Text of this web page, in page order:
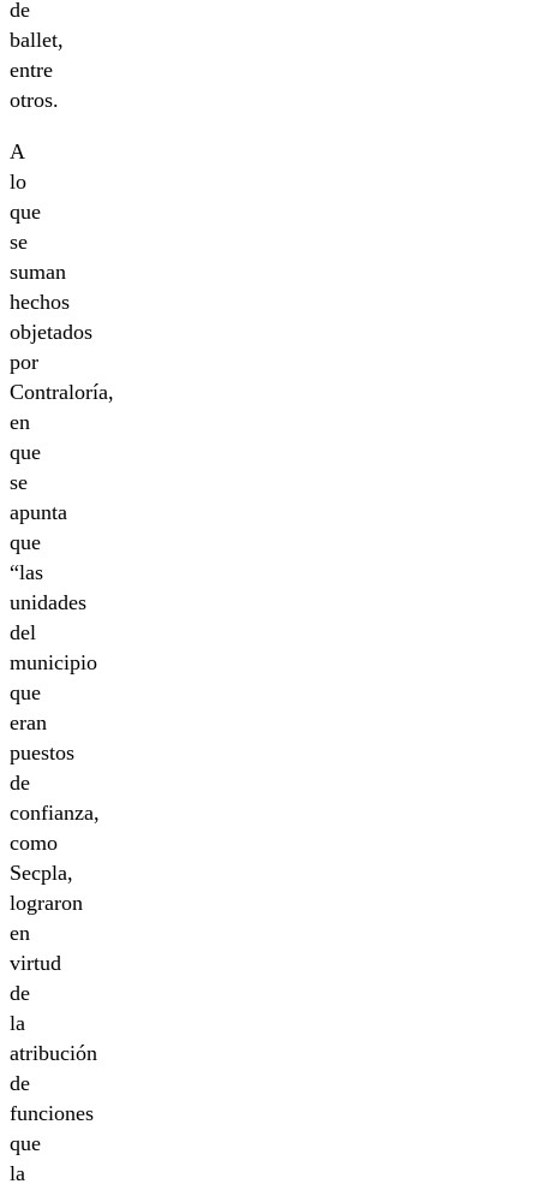
de
ballet,
entre
otros.
A
lo
que
se
suman
hechos
objetados
por
Contraloría,
en
que
se
apunta
que
“las
unidades
del
municipio
que
eran
puestos
de
confianza,
como
Secpla,
lograron
en
virtud
de
la
atribución
de
funciones
que
la